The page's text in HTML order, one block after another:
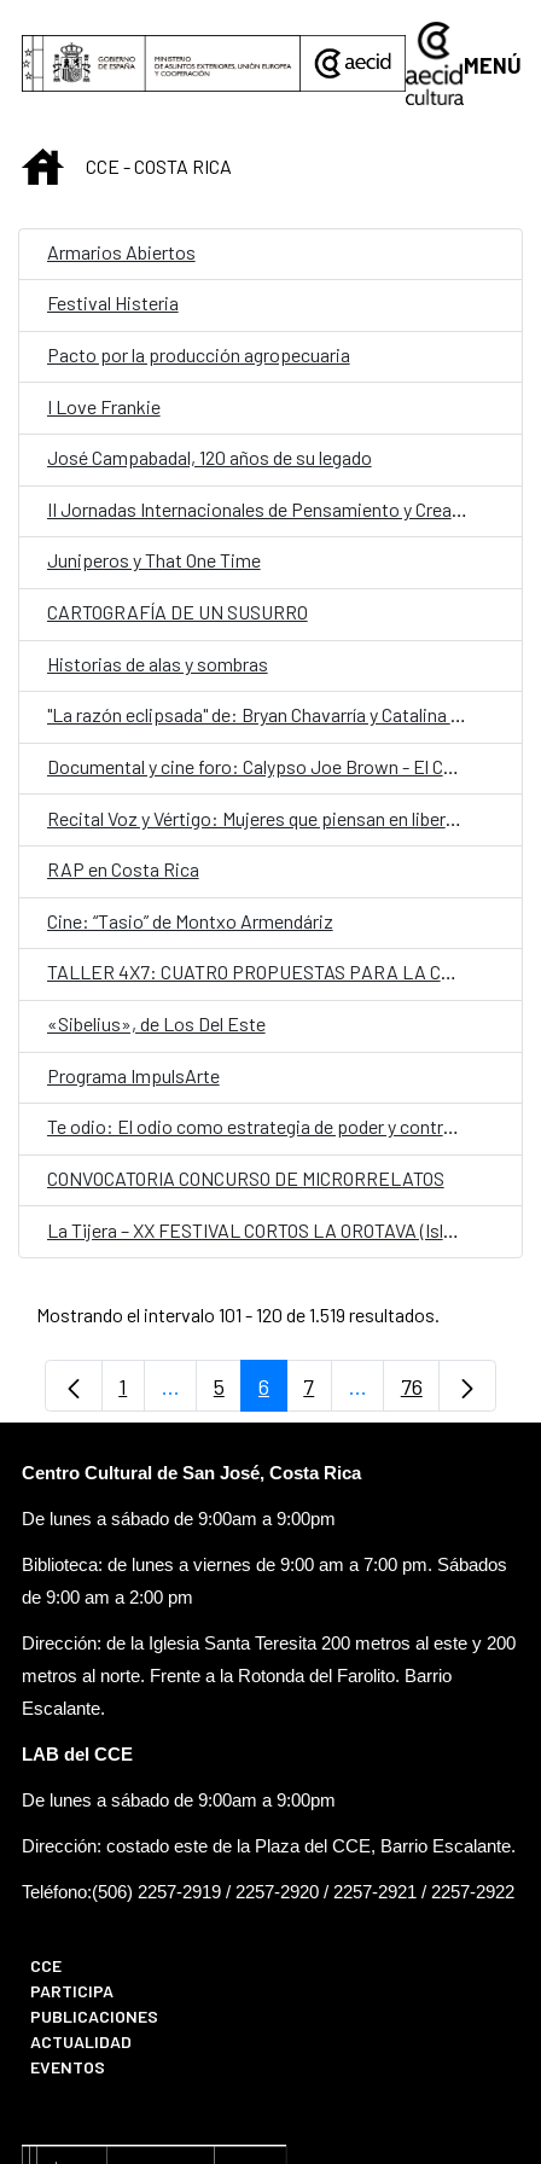
MENÚ
INICIO
CCE - COSTA RICA
Armarios Abiertos
Festival Histeria
Pacto por la producción agropecuaria
I Love Frankie
José Campabadal, 120 años de su legado
II Jornadas Internacionales de Pensamiento y Creación Contemporánea
Juniperos y That One Time
CARTOGRAFÍA DE UN SUSURRO
Historias de alas y sombras
"La razón eclipsada" de: Bryan Chavarría y Catalina Zeledón
Documental y cine foro: Calypso Joe Brown - El Calypsonian de Bocas del Toro
Recital Voz y Vértigo: Mujeres que piensan en libertad
RAP en Costa Rica
Cine: “Tasio” de Montxo Armendáriz
TALLER 4X7: CUATRO PROPUESTAS PARA LA CALLE 7
«Sibelius», de Los Del Este
Programa ImpulsArte
Te odio: El odio como estrategia de poder y control político y social
CONVOCATORIA CONCURSO DE MICRORRELATOS
Mostrando el intervalo 101 - 120 de 1.519 resultados.
Página
1 ...Páginas intermedias Use TAB para
Página
5 Página
6 Página
7 ...PáginasPágina
76
Centro Cultural de San José, Costa Rica
De lunes a sábado de 9:00am a 9:00pm
Biblioteca: de lunes a viernes de 9:00 am a 7:00 pm. Sábados
de 9:00 am a 2:00 pm
Dirección: de la Iglesia Santa Teresita 200 metros al este y 200
metros al norte. Frente a la Rotonda del Farolito. Barrio
Escalante.
LAB del CCE
De lunes a sábado de 9:00am a 9:00pm
Dirección: costado este de la Plaza del CCE, Barrio Escalante.
Teléfono:(506) 2257-2919 / 2257-2920 / 2257-2921 / 2257-2922
CCE
PARTICIPA
PUBLICACIONES
ACTUALIDAD
EVENTOS